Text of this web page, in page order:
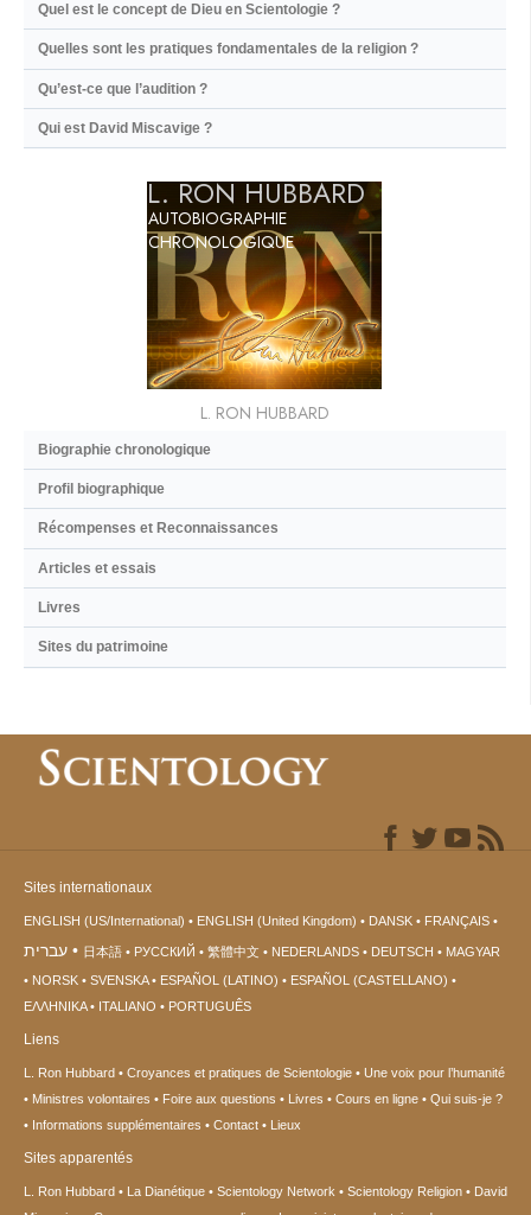
Quel est le concept de Dieu en Scientologie ?
Quelles sont les pratiques fondamentales de la religion ?
Qu’est-ce que l’audition ?
Qui est David Miscavige ?
L. RON HUBBARD
AUTOBIOGRAPHIE
CHRONOLOGIQUE
L. RON HUBBARD
Biographie chronologique
Profil biographique
Récompenses et Reconnaissances
Articles et essais
Livres
Sites du patrimoine
Sites internationaux
ENGLISH (US/International) ENGLISH (United Kingdom) DANSK FRANÇAIS
עברית 日本語 РУССКИЙ 繁體中文 NEDERLANDS DEUTSCH
MAGYAR
NORSK
SVENSKA ESPAÑOL (LATINO)
ESPAÑOL (CASTELLANO)
ΕΛΛΗΝΙΚA
ITALIANO PORTUGUÊS
Liens
L. Ron Hubbard Croyances et pratiques de Scientologie
Une voix pour l’humanité
Ministres volontaires
Foire aux questions Livres Cours en ligne
Qui suis-je ?
Informations supplémentaires
Contact Lieux
Sites apparentés
L. Ron Hubbard La Dianétique Scientology Network Scientology Religion
David